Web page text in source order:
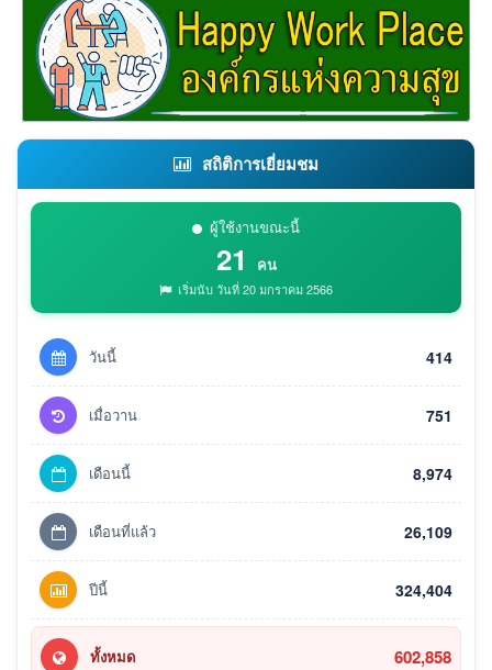
สถิติการเยี่ยมชม
ผู้ใช้งานขณะนี้
21 คน
เริ่มนับ วันที่ 20 มกราคม 2566
วันนี้ 414
เมื่อวาน 751
เดือนนี้ 8,974
เดือนที่แล้ว 26,109
ปีนี้ 324,404
ทั้งหมด 602,858